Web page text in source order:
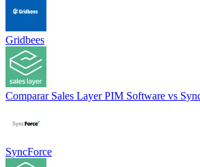
Gridbees
Comparar Sales Layer PIM Software vs
SyncForce